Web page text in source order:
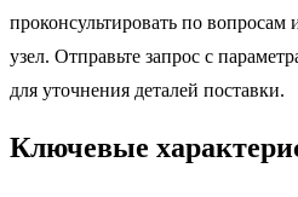
проконсультировать по
узел. Отправьте запрос с
для уточнения деталей поставки.
Ключевые